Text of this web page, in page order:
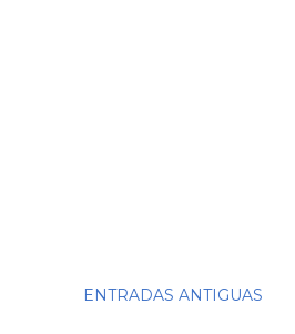
ENTRADAS ANTIGUAS